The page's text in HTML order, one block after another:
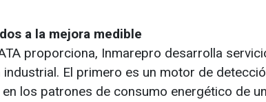
a la mejora medible
proporciona, Inmarepro desarrolla
El primero es un motor de
los patrones de consumo energético de